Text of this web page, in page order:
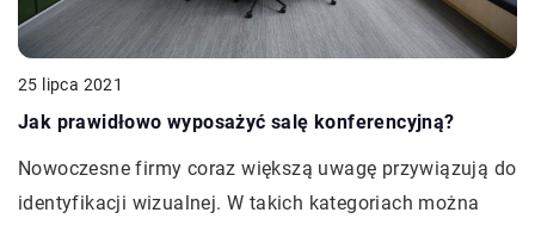
25 lipca 2021
Jak prawidłowo wyposażyć salę konferencyjną?
Nowoczesne firmy coraz większą uwagę przywiązują do
identyfikacji wizualnej. W takich kategoriach można